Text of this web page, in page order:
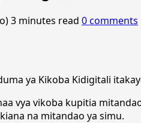
3 minutes read 0 comments
ya Kikoba Kidigitali
vya vikoba kupitia
na mitandao ya simu.